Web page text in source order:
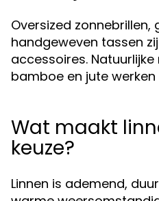
Oversized
handgeweven tassen
accessoires.
bamboe en jute
Wat maakt
keuze?
Linnen is ademend,